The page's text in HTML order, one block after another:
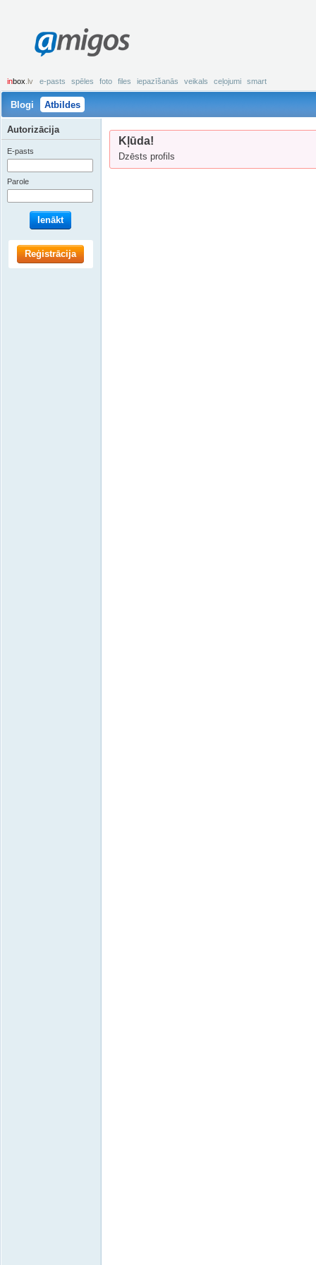
amigos
inbox .lv e-pasts spēles foto files iepazīšanās veikals ceļojumi smart
Blogi Atbildes
Kļūda!
Dzēsts profils
Autorizācija
E-pasts
Parole
Ienākt
Reģistrācija